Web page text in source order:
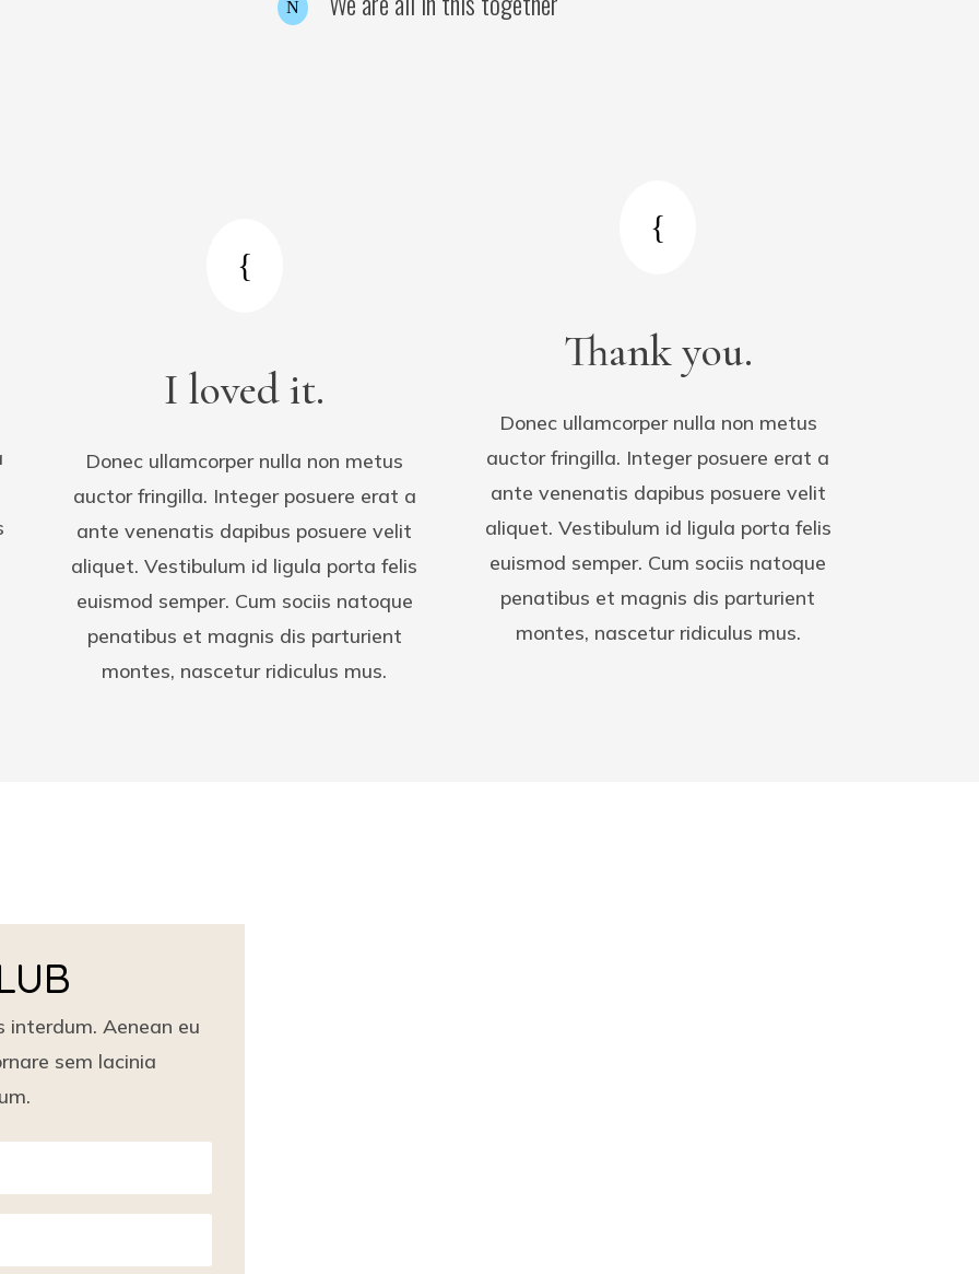
N
{
I loved it.
Donec ullamcorper nulla non metus
auctor fringilla. Integer posuere erat a
ante venenatis dapibus posuere velit
aliquet. Vestibulum id ligula porta felis
euismod semper. Cum sociis natoque
penatibus et magnis dis parturient
montes, nascetur ridiculus mus.
{
Thank you.
Donec ullamcorper nulla non metus
auctor fringilla. Integer posuere erat a
ante venenatis dapibus posuere velit
aliquet. Vestibulum id ligula porta felis
euismod semper. Cum sociis natoque
penatibus et magnis dis parturient
montes, nascetur ridiculus mus.
interdum. Aenean eu
sem lacinia